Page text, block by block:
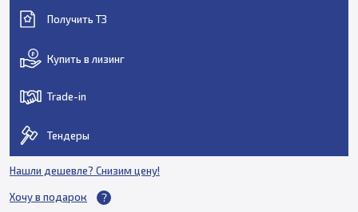
Получить ТЗ
Купить в лизинг
Trade-in
Тендеры
Нашли дешевле? Снизим цену!
Хочу в подарок